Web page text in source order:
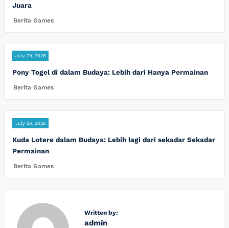
Juara
Berita Games
July 29, 2026
Pony Togel di dalam Budaya: Lebih dari Hanya Permainan
Berita Games
July 28, 2026
Kuda Lotere dalam Budaya: Lebih lagi dari sekadar Sekadar
Permainan
Berita Games
Written by:
admin